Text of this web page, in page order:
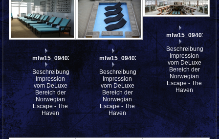
mfw15_094024
Beschreibung:
Impression
vom DeLuxe
Bereich der
Norwegian
Escape - The
Haven
mfw15_094023
Beschreibung:
Impression
vom DeLuxe
Bereich der
Norwegian
Escape - The
Haven
mfw15_094019st
Beschreibung:
Impression
vom DeLuxe
Bereich der
Norwegian
Escape - The
Haven